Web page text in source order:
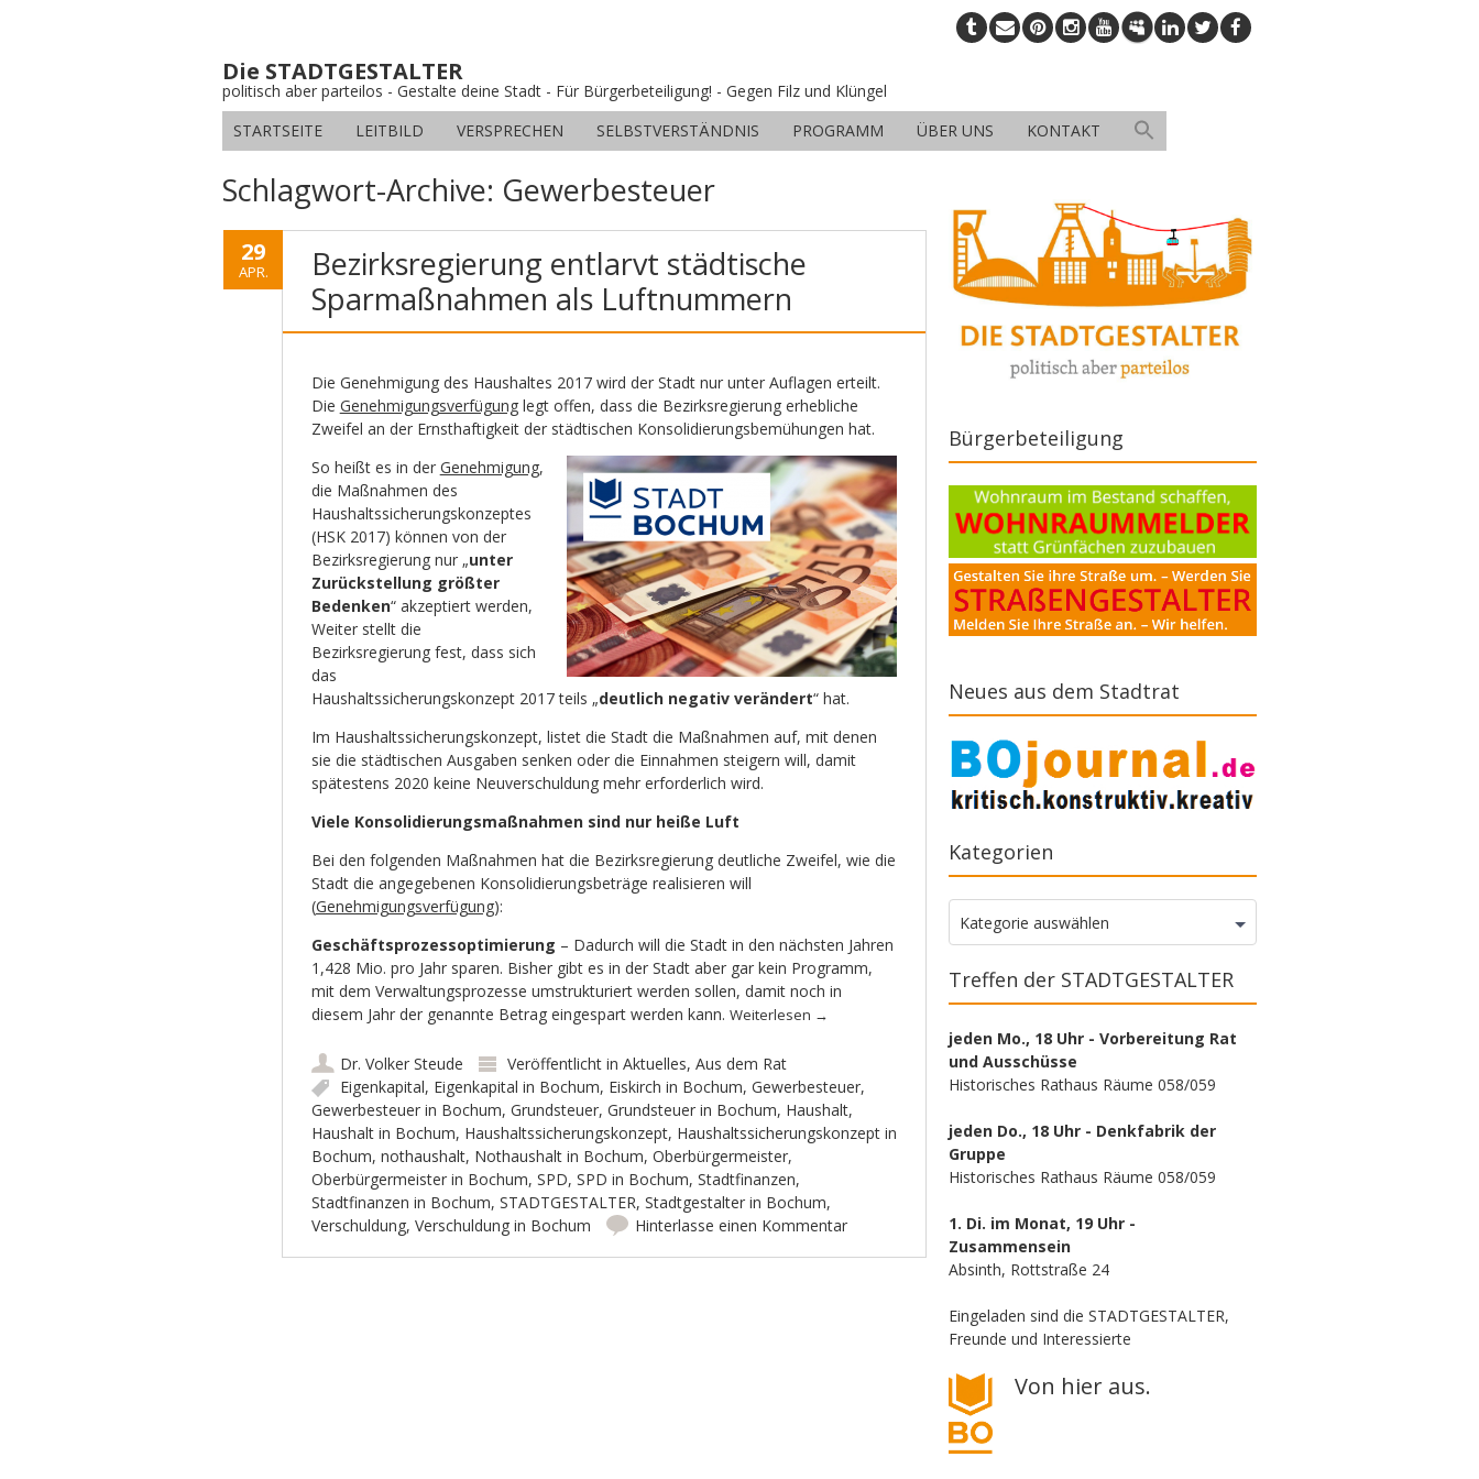
Die STADTGESTALTER
politisch aber parteilos - Gestalte deine Stadt - Für Bürgerbeteiligung! - Gegen Filz und Klüngel
STARTSEITE
LEITBILD VERSPRECHEN SELBSTVERSTÄNDNIS PROGRAMM ÜBER UNS KONTAKT
Schlagwort-Archive: Gewerbesteuer
29
APR.
Bezirksregierung entlarvt städtische
Sparmaßnahmen als Luftnummern
Die Genehmigung des Haushaltes 2017 wird der Stadt nur unter Auflagen erteilt.
Die Genehmigungsverfügunglegt offen, dass die Bezirksregierung erhebliche
Zweifel an der Ernsthaftigkeit der städtischen Konsolidierungsbemühungen hat.
So heißt es in der Genehmigung,
die Maßnahmen des
Haushaltssicherungskonzeptes
(HSK 2017) können von der
Bezirksregierung nur „unter
Zurückstellung größter
Bedenken“ akzeptiert werden,
Weiter stellt die
Bezirksregierung fest, dass sich
das
Haushaltssicherungskonzept 2017 teils „deutlich negativ verändert“ hat.
Im Haushaltssicherungskonzept, listet die Stadt die Maßnahmen auf, mit denen
sie die städtischen Ausgaben senken oder die Einnahmen steigern will, damit
spätestens 2020 keine Neuverschuldung mehr erforderlich wird.
Viele Konsolidierungsmaßnahmen sind nur heiße Luft
Bei den folgenden Maßnahmen hat die Bezirksregierung deutliche Zweifel, wie die
Stadt die angegebenen Konsolidierungsbeträge realisieren will
(Genehmigungsverfügung):
Geschäftsprozessoptimierung – Dadurch will die Stadt in den nächsten Jahren
1,428 Mio. pro Jahr sparen. Bisher gibt es in der Stadt aber gar kein Programm,
mit dem Verwaltungsprozesse umstrukturiert werden sollen, damit noch in
diesem Jahr der genannte Betrag eingespart werden kann. Weiterlesen →
Dr. Volker Steude Veröffentlicht in Aktuelles, Aus dem Rat
Eigenkapital, Eigenkapital in Bochum, Eiskirch in Bochum, Gewerbesteuer,
Gewerbesteuer in Bochum, Grundsteuer, Grundsteuer in Bochum, Haushalt,
Haushalt in Bochum, Haushaltssicherungskonzept, Haushaltssicherungskonzept in
Bochum, nothaushalt, Nothaushalt in Bochum, Oberbürgermeister,
Oberbürgermeister in Bochum, SPD, SPD in Bochum, Stadtfinanzen,
Stadtfinanzen in Bochum, STADTGESTALTER, Stadtgestalter in Bochum,
Verschuldung, Verschuldung in Bochum Hinterlasse einen Kommentar
Bürgerbeteiligung
Neues aus dem Stadtrat
Kategorien
Kategorien
Kategorie auswählen
Treffen der STADTGESTALTER
jeden Mo., 18 Uhr - Vorbereitung Rat
und Ausschüsse
Historisches Rathaus Räume 058/059
jeden Do., 18 Uhr - Denkfabrik der
Gruppe
Historisches Rathaus Räume 058/059
1. Di. im Monat, 19 Uhr -
Zusammensein
Absinth, Rottstraße 24
Eingeladen sind die STADTGESTALTER,
Freunde und Interessierte
Von hier aus.